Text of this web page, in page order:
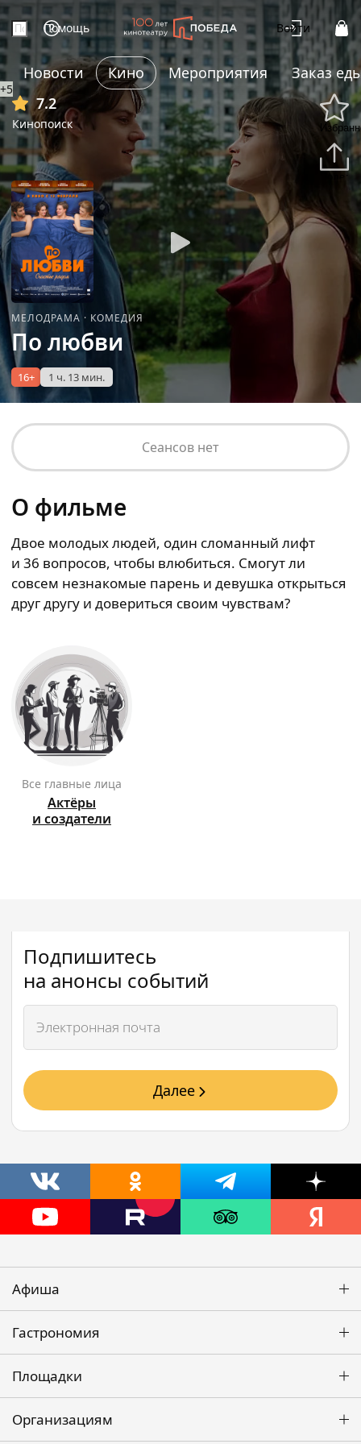
Помощь Войти
Новости Кино Мероприятия
Заказ
7.2
Кинопоиск
+5
МЕЛОДРАМА· КОМЕДИЯ
По любви
16+ 1 ч. 13 мин.
Сеансов нет
О фильме
Двое молодых людей, один сломанный лифт
и 36 вопросов, чтобы влюбиться. Смогут ли
совсем незнакомые парень и девушка открыться
друг другу и довериться своим чувствам?
Все главные лица
Актёры
и создатели
Подпишитесь
на анонсы событий
Далее
Афиша
Гастрономия
Площадки
Организациям